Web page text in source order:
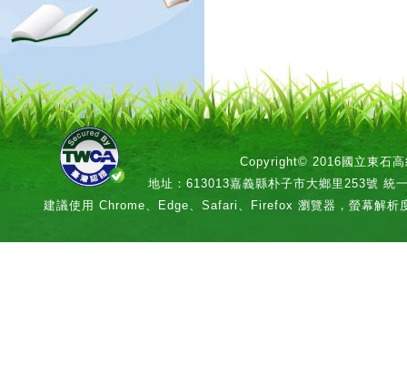
Copyright© 2016國立東石高
地址：613013嘉義縣朴子市大鄉里253號 統
建議使用 Chrome、Edge、Safari、Firefox 瀏覽器，螢幕解